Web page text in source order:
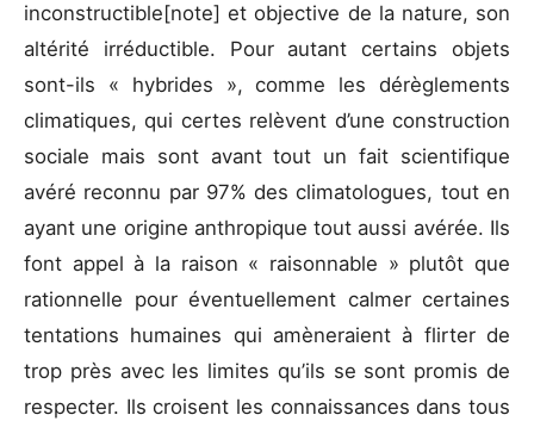
inconstructible[note] et objective de la nature, son
altérité irréductible. Pour autant certains objets
sont-ils « hybrides », comme les dérèglements
climatiques, qui certes relèvent d’une construction
sociale mais sont avant tout un fait scientifique
avéré reconnu par 97% des climatologues, tout en
ayant une origine anthropique tout aussi avérée. Ils
font appel à la raison « raisonnable » plutôt que
rationnelle pour éventuellement calmer certaines
tentations humaines qui amèneraient à flirter de
trop près avec les limites qu’ils se sont promis de
respecter. Ils croisent les connaissances dans tous